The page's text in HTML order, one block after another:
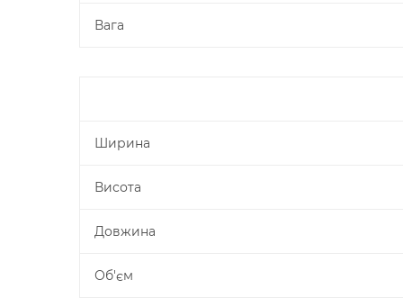
Вага
Ширина
Висота
Довжина
Об'єм